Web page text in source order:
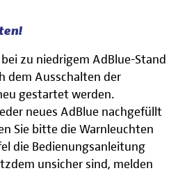
zu niedrigem AdBlue-Stand
dem Ausschalten der
gestartet werden.
neues AdBlue nachgefüllt
Sie bitte die Warnleuchten
die Bedienungsanleitung
unsicher sind, melden